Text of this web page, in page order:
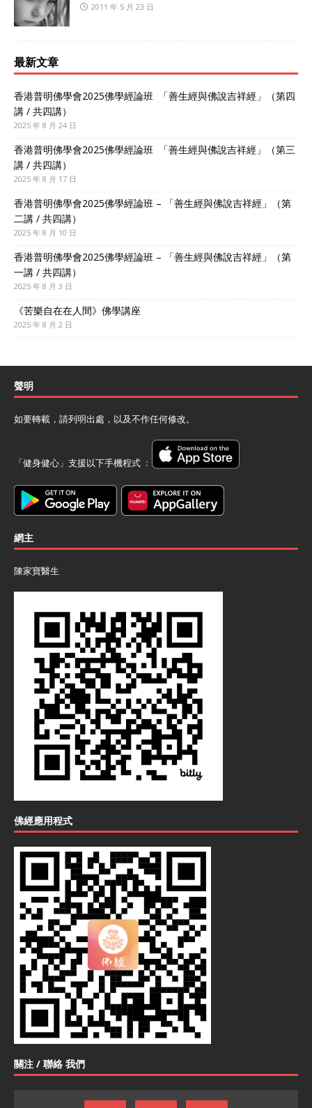
2011 年 5 月 23 日
最新文章
香港普明佛學會2025佛學經論班 「善生經與佛說吉祥經」（第四
講 / 共四講）
2025 年 8 月 24 日
香港普明佛學會2025佛學經論班 「善生經與佛說吉祥經」（第三
講 / 共四講）
2025 年 8 月 17 日
香港普明佛學會2025佛學經論班 – 「善生經與佛說吉祥經」（第
二講 / 共四講）
2025 年 8 月 10 日
香港普明佛學會2025佛學經論班 – 「善生經與佛說吉祥經」（第
一講 / 共四講）
2025 年 8 月 3 日
《苦樂自在在人間》佛學講座
2025 年 8 月 2 日
聲明
如要轉載，請列明出處，以及不作任何修改。
「健身健心」支援以下手機程式 ﹕
網主
陳家寶醫生
佛經應用程式
關注 / 聯絡 我們